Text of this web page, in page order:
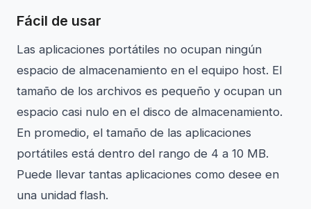
Fácil de usar
Las aplicaciones portátiles no ocupan ningún
espacio de almacenamiento en el equipo host. El
tamaño de los archivos es pequeño y ocupan un
espacio casi nulo en el disco de almacenamiento.
En promedio, el tamaño de las aplicaciones
portátiles está dentro del rango de 4 a 10 MB.
Puede llevar tantas aplicaciones como desee en
una unidad flash.